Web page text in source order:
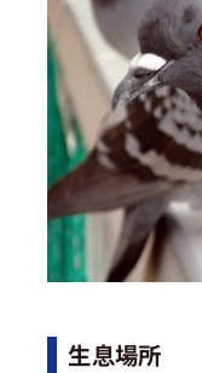
生息場所